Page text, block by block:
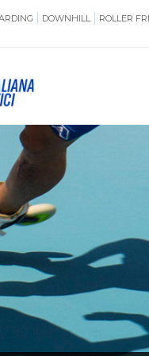
DOWNHILL ROLLER
TERRITORIO